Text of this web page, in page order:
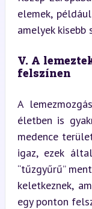
elemek,
amelyek
V. A
felszínen
A
életben is
medence
igaz, ezek
“tűzgyűrű”
keletkeznek,
egy ponton